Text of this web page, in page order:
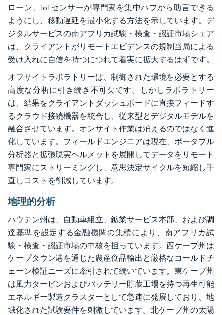
ローン、IoTセンサーが専門家を集中ハブから助言できる
ようにし、移動遅延を最小化する方法を示しています。デ
ジタルサービスの南アフリカ試験・検査・認証市場シェア
は、クライアントがリモートエビデンスの規制当局による
受け入れに自信を持つにつれて着実に拡大するはずです。
オフサイトラボラトリーは、制御された環境を必要とする
高度な分析に引き続き不可欠です。しかしラボラトリー
は、結果をクライアントダッシュボードに直接フィードす
るクラウド接続機器を統合し、従来型とデジタルモデルを
融合させています。オンサイト作業は消えるのではなく進
化しています。フィールドエンジニアは現在、ポータブル
分析器と拡張現実ヘルメットを展開してデータをリモート
専門家にストリーミングし、意思決定サイクルを短縮し手
直しコストを削減しています。
地理的分析
ハウテン州は、自動車組立、鉱業サービス本部、および調
達基準を設定する金融機関の集積により、南アフリカ試
験・検査・認証市場の中核を担っています。西ケープ州は
ケープタウン港を通じた農産食品輸出と厳格なコールドチ
ェーン検証ニーズに牽引されて続いています。東ケープ州
は風力タービンおよびバッテリー貯蔵工場を持つ再生可能
エネルギー製造クラスターとして急速に発展しており、地
域化された試験要件を刺激しています。北ケープ州の太陽